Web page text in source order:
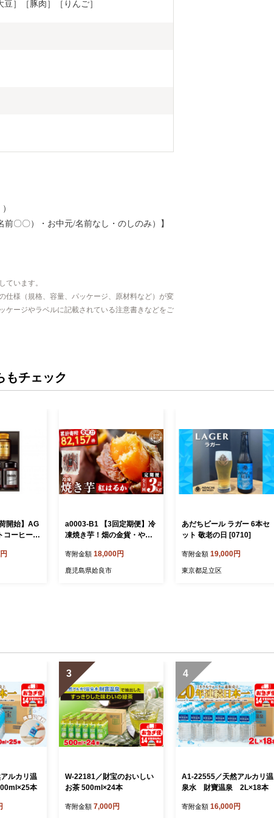
］［豚肉］［りんご］
〇〇）・お中元/名前なし・のしのみ）】
ています。
仕様（規格、容量、パッケージ、原材料など）が変
ケージやラベルに記載されている注意書きなどをご
もチェック
開始】AG
コーヒー
a0003-B1 【3回定期便】冷
凍焼き芋！畑の金貨・やき
kg)【甘いも販売所】姶良市
冷凍 さつまいも 訳あり 焼
寄附金額 18,000円
鹿児島県姶良市
あだちビール ラガー 6本セ
ット 敬老の日 [0710]
寄附金額 19,000円
東京都足立区
ルカリ温
本
3
W-22181／財宝のおいしい
お茶 500ml×24本
寄附金額 7,000円
4
A1-22555／天然アルカリ温
泉水 財寶温泉 2L×18本
寄附金額 16,000円